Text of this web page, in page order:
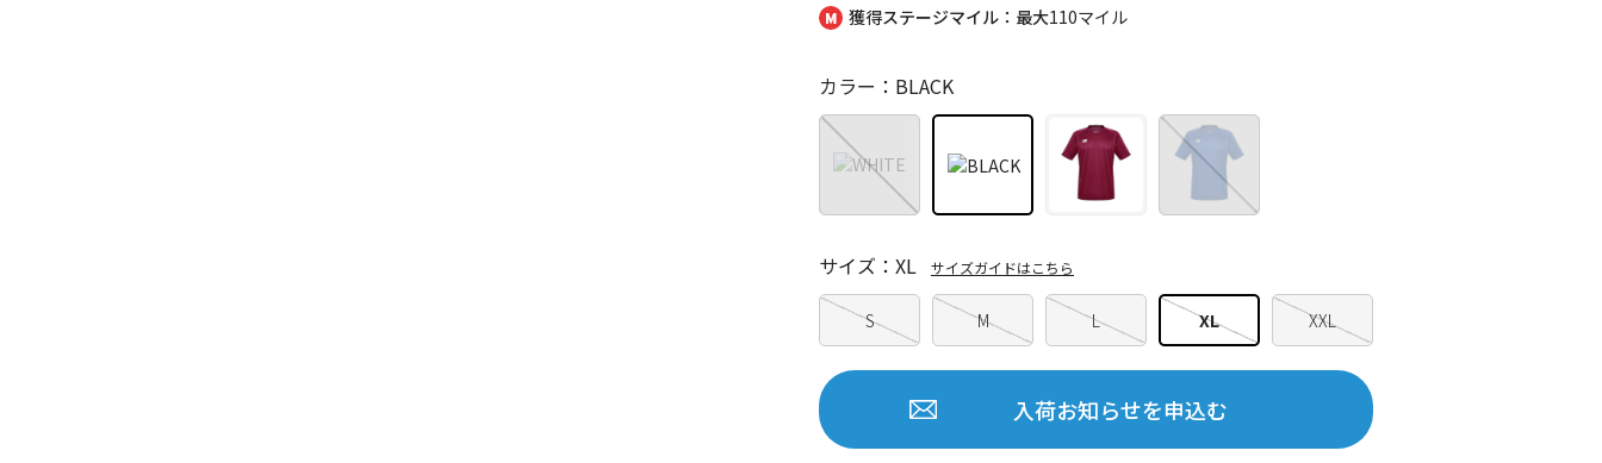
獲得ステージマイル：最大110マイル
カラー：BLACK
S M L XL XXL
サイズ：XL サイズガイドはこちら
入荷お知らせを申込む